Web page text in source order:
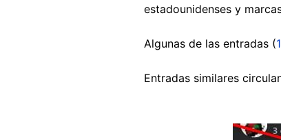
estadounidenses y
Algunas de las entradas (1
Entradas similares